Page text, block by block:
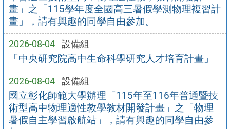
畫」之「115學年度全國高三暑假學測物理複習計
畫」，請有興趣的同學自由參加。
2026-08-04 設備組
「中央研究院高中生命科學研究人才培育計畫」
2026-08-04 設備組
國立彰化師範大學辦理「115年至116年普通暨技
術型高中物理適性教學教材開發計畫」之「物理
暑假自主學習啟航站」，請有興趣的同學自由參